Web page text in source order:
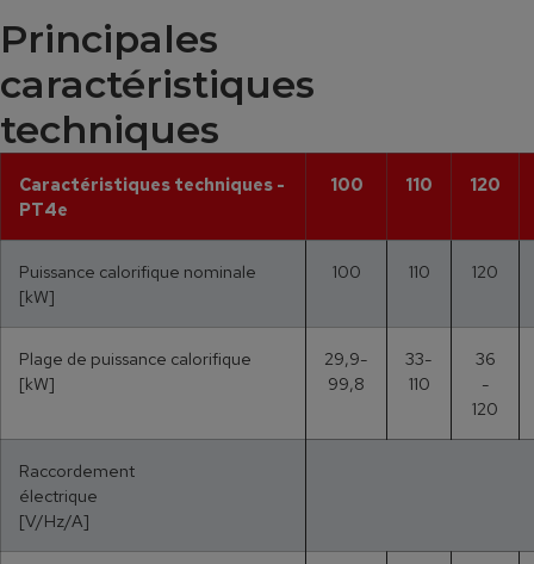
Principales
caractéristiques
techniques
Caractéristiques techniques -
PT4e
100 110 120
Puissance calorifique nominale
[kW]
100 110 120
Plage de puissance calorifique
[kW]
29,9-
99,8
33-
110
36
-
120
Raccordement
électrique
[V/Hz/A]